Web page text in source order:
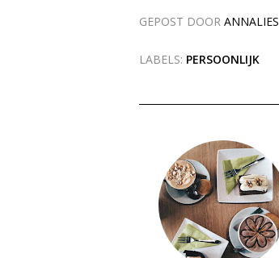
GEPOST DOOR ANNALIES
LABELS: PERSOONLIJK